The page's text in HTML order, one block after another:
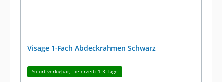
Visage 1-Fach Abdeckrahmen Schwarz
Sofort verfügbar, Lieferzeit: 1-3 Tage